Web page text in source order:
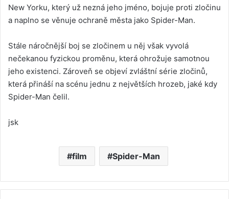
New Yorku, který už nezná jeho jméno, bojuje proti zločinu
a naplno se věnuje ochraně města jako Spider-Man.
Stále náročnější boj se zločinem u něj však vyvolá
nečekanou fyzickou proměnu, která ohrožuje samotnou
jeho existenci. Zároveň se objeví zvláštní série zločinů,
která přináší na scénu jednu z největších hrozeb, jaké kdy
Spider-Man čelil.
jsk
film Spider-Man